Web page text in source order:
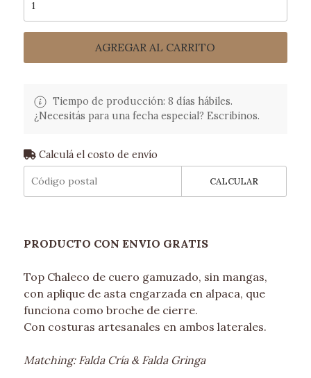
AGREGAR AL CARRITO
Tiempo de producción: 8 días hábiles.
¿Necesitás para una fecha especial? Escribinos.
Calculá el costo de envío
CALCULAR
PRODUCTO CON ENVIO GRATIS
Top Chaleco de cuero gamuzado, sin mangas,
con aplique de asta engarzada en alpaca, que
funciona como broche de cierre.
Con costuras artesanales en ambos laterales.
Matching: Falda Cría & Falda Gringa